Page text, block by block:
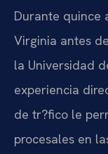
Durante quince
Virginia antes
la Universidad
experiencia
de tr?fico le
procesales en